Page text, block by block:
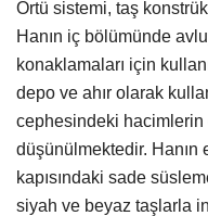
Örtü sistemi, taş
Hanın iç bölümünde
konaklamaları için
depo ve ahır olarak
cephesindeki
düşünülmektedir.
kapısındaki sade
siyah ve beyaz taşlarla